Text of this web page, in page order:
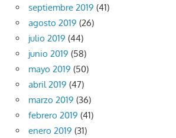
septiembre 2019 (41)
agosto 2019 (26)
julio 2019 (44)
junio 2019 (58)
mayo 2019 (50)
abril 2019 (47)
marzo 2019 (36)
febrero 2019 (41)
enero 2019 (31)